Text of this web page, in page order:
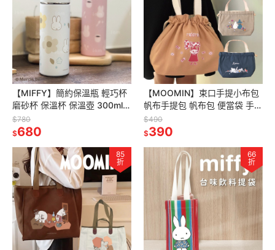
【MIFFY】簡約保溫瓶 輕巧杯
磨砂杯 保溫杯 保溫壺 300ml
輕便保溫杯 濾茶保溫杯
$780
$680
【MOOMIN】束口手提小布包
帆布手提包 帆布包 便當袋 手提
袋 小手提 手提包 購物包 收納
袋 托特包
$490
$390
85
折
66
折